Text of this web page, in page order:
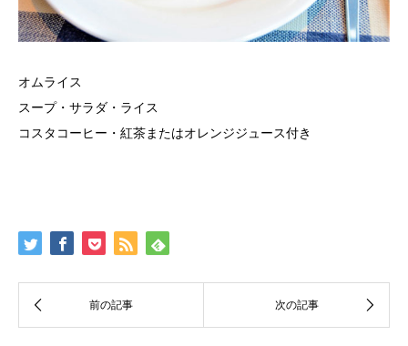
オムライス
スープ・サラダ・ライス
コスタコーヒー・紅茶またはオレンジジュース付き